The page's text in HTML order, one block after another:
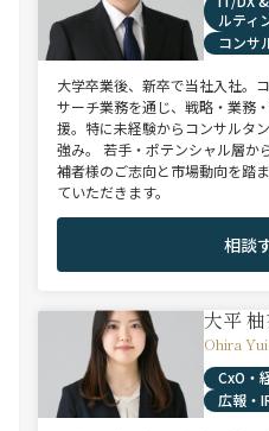
ルティ
コンサ
大学卒業後、新卒で当社入社。
サーチ業務を通じ、戦略・業務
援。特に未経験からコンサルタ
強み。 若手・ポテンシャル層か
補者様のご志向と市場動向を踏
ていただきます。
相談
大平
Ohira Yui
CxO・
広報・